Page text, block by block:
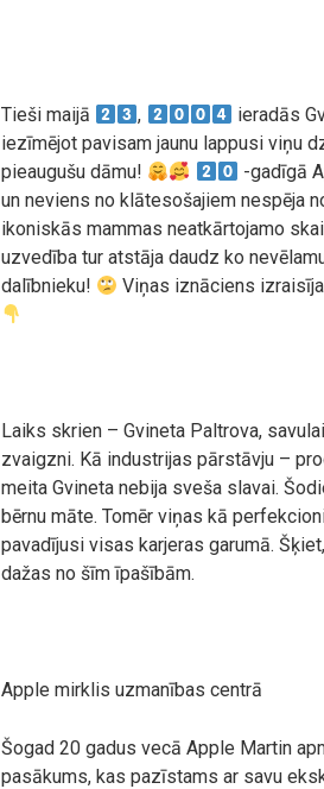
Tieši maijā ,
ieradās
iezīmējot pavisam jaunu lappusi viņu
pieaugušu dāmu!
-gadīgā
un neviens no klātesošajiem nespēja
ikoniskās mammas neatkārtojamo
uzvedība tur atstāja daudz ko
dalībnieku!
Viņas iznāciens
Laiks skrien – Gvineta Paltrova,
zvaigzni. Kā industrijas pārstāvju –
meita Gvineta nebija sveša slavai.
bērnu māte. Tomēr viņas kā
pavadījusi visas karjeras garumā.
dažas no šīm īpašībām.
Apple mirklis uzmanības centrā
Šogad 20 gadus vecā Apple Martin
pasākums, kas pazīstams ar savu